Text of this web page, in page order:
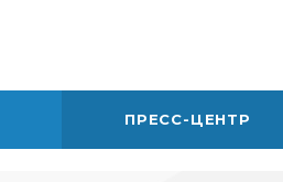
ПРЕСС-ЦЕНТР